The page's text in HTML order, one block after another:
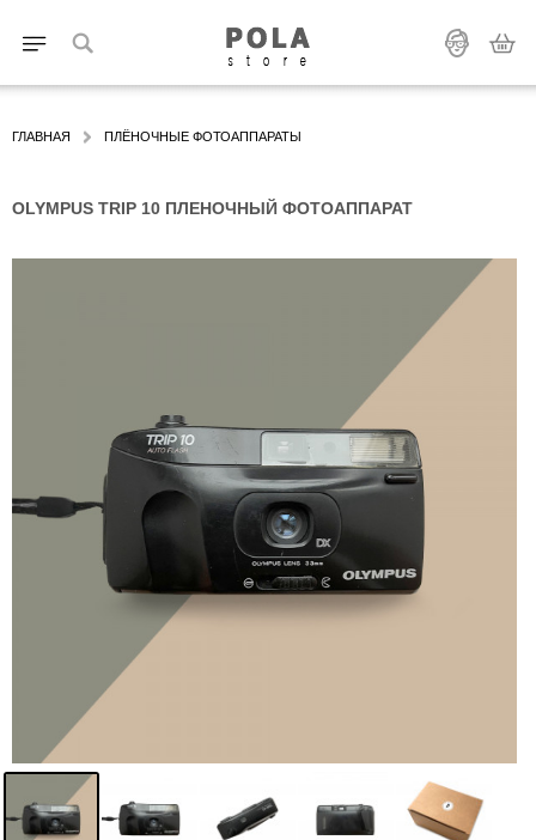
ГЛАВНАЯ ПЛЁНОЧНЫЕ ФОТОАППАРАТЫ
OLYMPUS TRIP 10 ПЛЕНОЧНЫЙ ФОТОАППАРАТ